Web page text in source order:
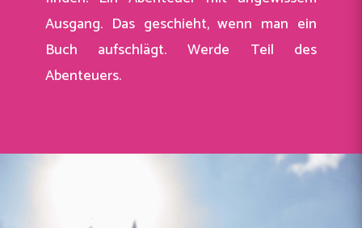
Ausgang. Das geschieht, wenn man ein
Buch aufschlägt. Werde Teil des
Abenteuers.